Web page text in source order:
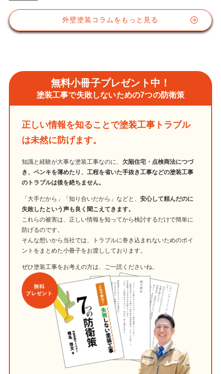
外壁塗装コラムをもっと見る
無料小冊子プレゼント中！
塗装工事で失敗しないための7つの防衛策
正しい情報を知ることで塗装工事トラブル
は未然に防げます。
知識と経験が大事な塗装工事なのに、 欠陥住宅・点検商法につづ
き、ペンキを薄めたり、工程を省いた手抜き工事などの塗装工事
のトラブルは後を絶ちません。
「大手だから」「知り合いだから」などと、安心して頼んだのに
失敗したという声も良く聞こえてきます。
これらの被害は、正しい情報を知ってから検討するだけで簡単に
防げるのです。
そんな想いから当社では、トラブルに巻き込まれないためのポイ
ントをまとめた小冊子をお渡ししております。
ぜひ塗装工事をお考えの方は、ご一読くださいね。